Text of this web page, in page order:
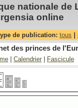
nationale de
online
de publication: tous
des princes de
Calendrier Fascicule